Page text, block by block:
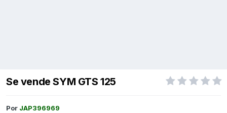
Se vende SYM GTS 125
Por JAP396969